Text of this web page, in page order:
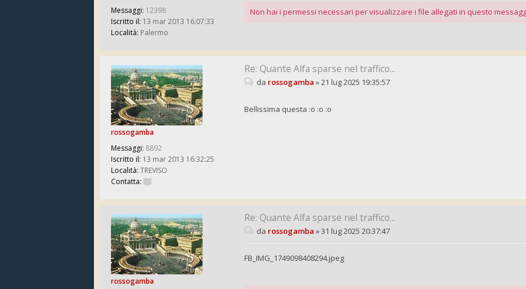
Messaggi: 12398
Iscritto il: 13 mar 2013 16:07:33
Località: Palermo
Non hai i permessi necessari per visualizzare i file allegati in questo
rossogamba
Messaggi: 8892
Iscritto il: 13 mar 2013 16:32:25
Località: TREVISO
Contatta:
Re: Quante Alfa sparse nel traffico...
da rossogamba »21 lug 2025 19:35:57
Bellissima questa :o :o :o
rossogamba
Re: Quante Alfa sparse nel traffico...
da rossogamba »31 lug 2025 20:37:47
FB_IMG_1749098408294.jpeg